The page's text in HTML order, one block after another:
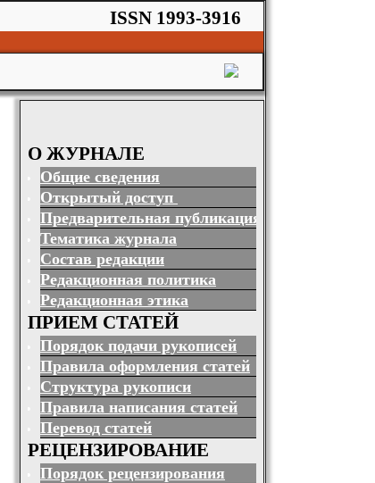
ISSN 1993-3916
О ЖУРНАЛЕ
Общие сведения
Открытый доступ
Предварительная публикация
Тематика журнала
Состав редакции
Редакционная политика
Редакционная этика
ПРИЕМ СТАТЕЙ
Порядок подачи рукописей
Правила оформления статей
Структура рукописи
Правила написания статей
Перевод статей
РЕЦЕНЗИРОВАНИЕ
Порядок рецензирования